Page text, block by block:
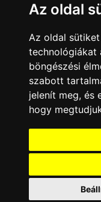
Az oldal
Az oldal
technológiákat
böngészési
szabott
jelenít meg, és
hogy